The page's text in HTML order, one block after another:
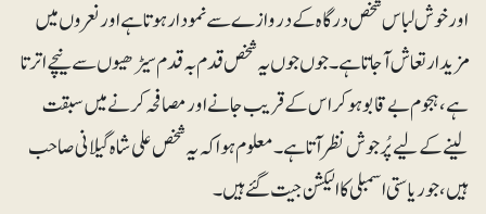
اورخوش لباس شخص درگاہ کے دروازے سے نمودار ہوتا ہے اور نعروں میں
مزید ارتعاش آجاتا ہے ۔ جوں جوں یہ شخص قد م بہ قدم سیڑھیوں سے نیچے اترتا
ہے، ہجوم بے قابو ہوکر اس کے قریب جانے اور مصافحہ کرنے میں سبقت
لینے کے لیے پُرجوش نظر آتا ہے۔ معلوم ہوا کہ یہ شخص علی شاہ گیلانی صاحب
ہیں، جو ریاستی اسمبلی کا الیکشن جیت گئے ہیں۔